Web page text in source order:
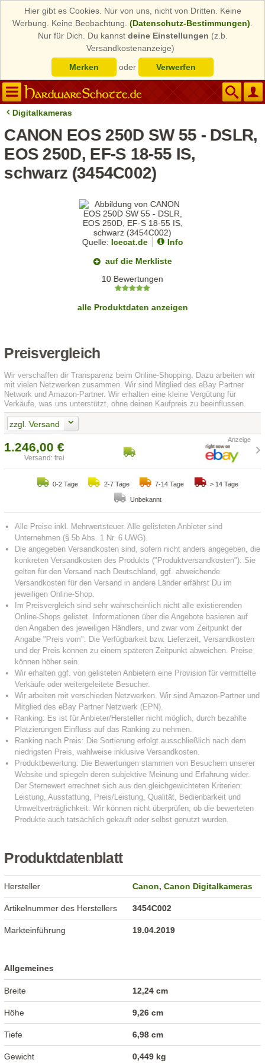
Hier gibt es Cookies. Nur von uns, nicht von Dritten. Keine
Werbung. Keine Beobachtung. (Datenschutz-Bestimmungen)
Nur für Dich. Du kannst deine Einstellungen (z.b.
Versandkostenanzeige)
Merken
oder Verwerfen
Digitalkameras
CANON EOS 250D SW 55 - DSLR,
EOS 250D, EF-S 18-55 IS,
schwarz (3454C002)
Quelle: Icecat.de
Info
auf die Merkliste
10 Bewertungen
alle Produktdaten anzeigen
Preisvergleich
Wir verschaffen dir Transparenz beim Online-Shopping. Dazu arbeiten wir
mit vielen Netzwerken zusammen. Wir sind Mitglied des eBay Partner
Network und Amazon-Partner. Wir erhalten eine kleine Vergütung für
Verkäufe, was uns unterstützt, ohne deinen Kaufpreis zu beeinflussen.
zzgl. Versand
1.246,00 €
Versand: frei
0-2 Tage 2-7 Tage 7-14 Tage > 14 Tage
Unbekannt
Produktdatenblatt
Hersteller Canon,Canon Digitalkameras
Artikelnummer des Herstellers 3454C002
Markteinführung 19.04.2019
Allgemeines
Breite 12,24 cm
Höhe 9,26 cm
Tiefe 6,98 cm
Gewicht 0,449 kg